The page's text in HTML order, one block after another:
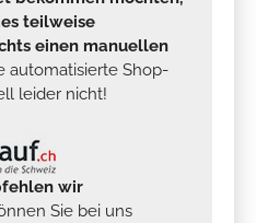
teilweise
einen manuellen
automatisierte Shop-
leider nicht!
wir
Sie bei uns